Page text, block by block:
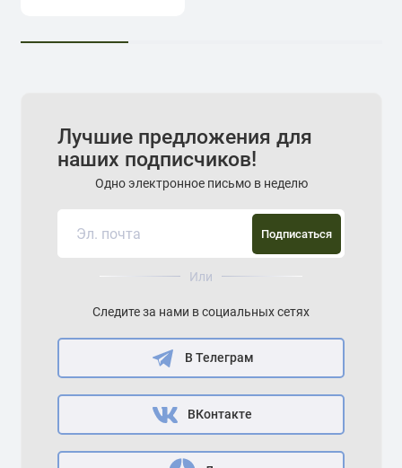
Лучшие предложения для
наших подписчиков!
Одно электронное письмо в неделю
Подписаться
Или
Следите за нами в социальных сетях
В Телеграм
ВКонтакте